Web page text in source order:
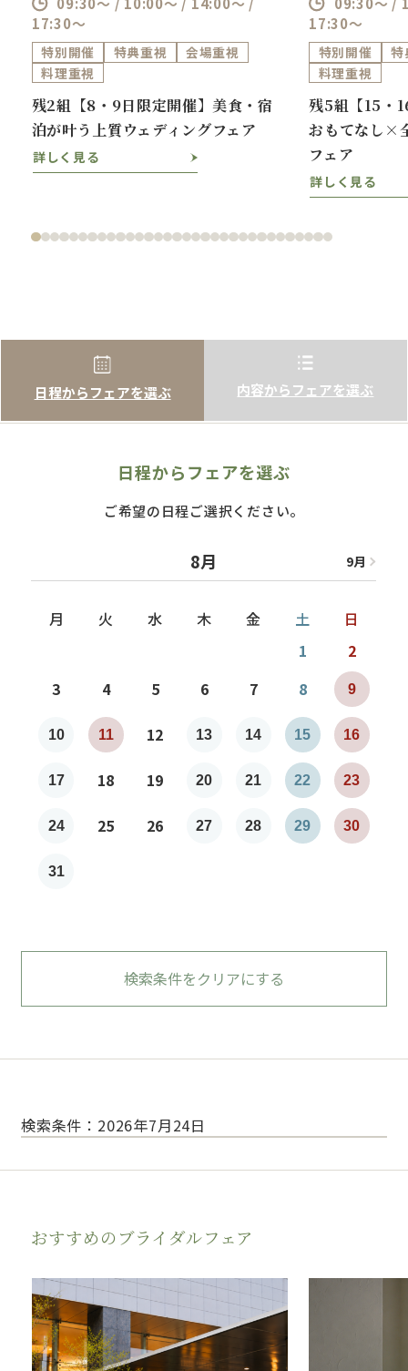
17:30～
特別開催 特典重視
会場重視
料理重視
残2組【8・9日限定開催】美食・宿
泊が叶う上質ウェディングフェア
詳しく見る
17:30～
特別開催
特
料理重視
残5組【15・
おもてなし×
フェア
詳しく見る
日程からフェアを選ぶ 内容からフェアを選ぶ
日程からフェアを選ぶ
ご希望の日程ご選択ください。
8月
月 火 水 木 金 土
日
1
2
3
4 5 6 7 8 9
10 11 12 13 14 15 16
17 18 19 20 21 22 23
24 25 26 27 28 29 30
31
9月
検索条件をクリアにする
検索条件：2026年7月24日
おすすめのブライダルフェア